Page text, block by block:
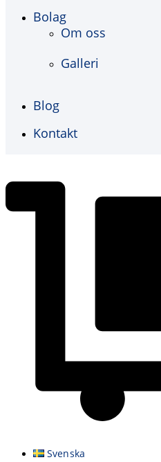
Bolag
Om oss
Galleri
Blog
Kontakt
Svenska